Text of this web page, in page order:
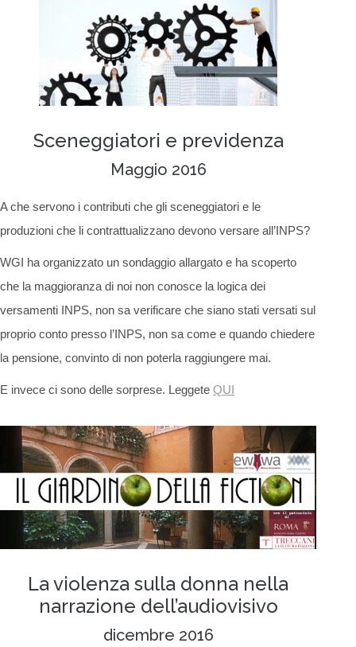
Sceneggiatori e previdenza
Maggio 2016
A che servono i contributi che gli sceneggiatori e le
produzioni che li contrattualizzano devono versare all’INPS?
WGI ha organizzato un sondaggio allargato e ha scoperto
che la maggioranza di noi non conosce la logica dei
versamenti INPS, non sa verificare che siano stati versati sul
proprio conto presso l’INPS, non sa come e quando chiedere
la pensione, convinto di non poterla raggiungere mai.
E invece ci sono delle sorprese. Leggete QUI
La violenza sulla donna nella
narrazione dell’audiovisivo
dicembre 2016